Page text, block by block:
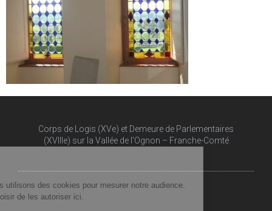
Corps de Logis (XVe) et Demeure de Parlementaires
(XVIIIe) sur la Vallée de l'Ognon – Franche-Comté​